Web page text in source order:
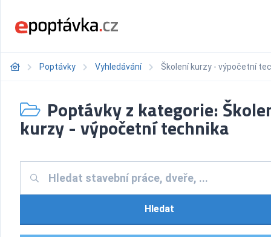
Poptávky Vyhledávání Školení kurzy - výpočetní
Poptávky z kategorie:
kurzy - výpočetní technika
Hledat